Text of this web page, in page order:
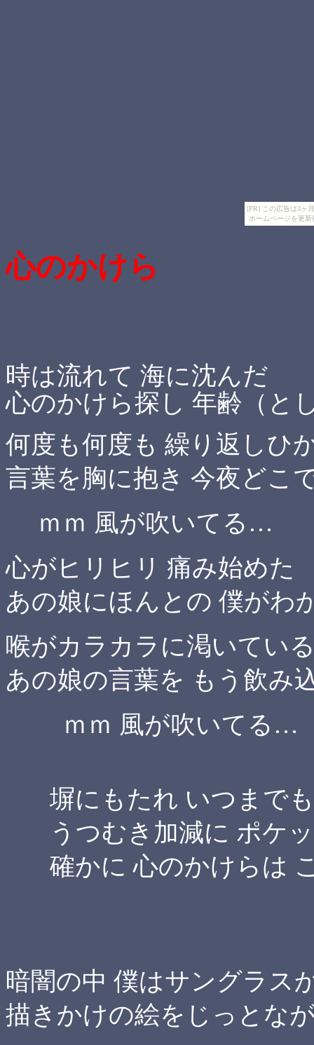
[PR] この広告は3ヶ
ホームページを更
心のかけら
時は流れて 海に沈んだ
心のかけら探し 年齢（と
何度も何度も 繰り返しひ
言葉を胸に抱き 今夜どこ
ｍｍ 風が吹いてる…
心がヒリヒリ 痛み始めた
あの娘にほんとの 僕がわ
喉がカラカラに渇いてい
あの娘の言葉を もう飲み
ｍｍ 風が吹いてる…
塀にもたれ いつまでも
うつむき加減に ポケッ
確かに 心のかけらは
暗闇の中 僕はサングラス
描きかけの絵をじっとな